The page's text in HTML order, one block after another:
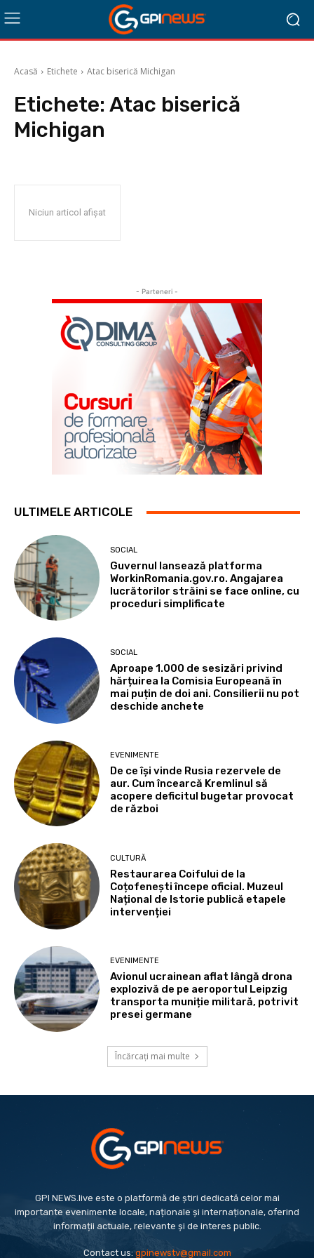
Acasă Etichete Atac biserică Michigan
Etichete: Atac biserică
Michigan
Niciun articol afișat
- Parteneri -
ULTIMELE ARTICOLE
SOCIAL
Guvernul lansează platforma
WorkinRomania.gov.ro. Angajarea
lucrătorilor străini se face online, cu
proceduri simplificate
SOCIAL
Aproape 1.000 de sesizări privind
hărțuirea la Comisia Europeană în
mai puțin de doi ani. Consilierii nu pot
deschide anchete
EVENIMENTE
De ce își vinde Rusia rezervele de
aur. Cum încearcă Kremlinul să
acopere deficitul bugetar provocat
de război
CULTURĂ
Restaurarea Coifului de la
Coțofenești începe oficial. Muzeul
Național de Istorie publică etapele
intervenției
EVENIMENTE
Avionul ucrainean aflat lângă drona
explozivă de pe aeroportul Leipzig
transporta muniție militară, potrivit
presei germane
Încărcați mai multe
GPI NEWS.live este o platformă de știri dedicată celor mai
importante evenimente locale, naționale și internaționale, oferind
informații actuale, relevante și de interes public.
Contact us:gpinewstv@gmail.com